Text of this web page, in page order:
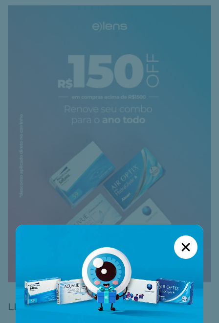
LENTES DIÁRIAS
ATÉ 40%OFF IMPERDÍVEL:
CUPOM ESQUENTA